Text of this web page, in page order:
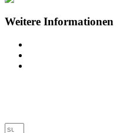
Weitere Informationen